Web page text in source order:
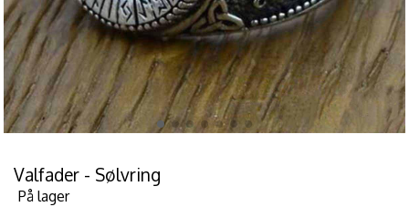
Valfader - Sølvring
På lager